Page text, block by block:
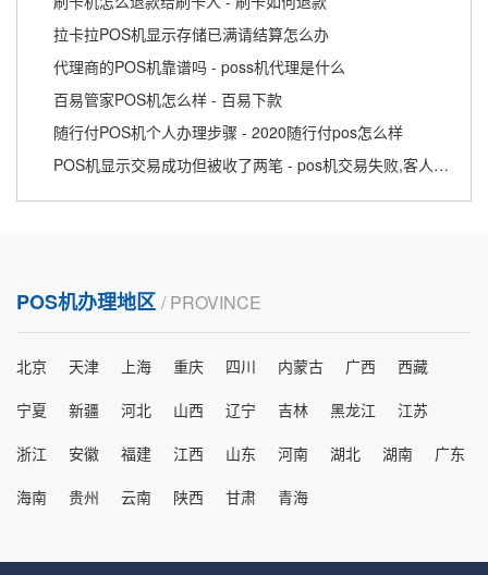
拉卡拉POS机显示存储已满请结算怎么办
代理商的POS机靠谱吗 - poss机代理是什么
百易管家POS机怎么样 - 百易下款
随行付POS机个人办理步骤 - 2020随行付pos怎么样
POS机显示交易成功但被收了两笔 - pos机交易失败,客人又显示扣款成功
POS机办理地区 / PROVINCE
北京 天津 上海 重庆 四川 内蒙古 广西
西藏
宁夏
新疆 河北 山西 辽宁 吉林 黑龙江
江苏
浙江
安徽 福建 江西 山东 河南 湖北 湖南
广东
海南
贵州 云南 陕西 甘肃 青海